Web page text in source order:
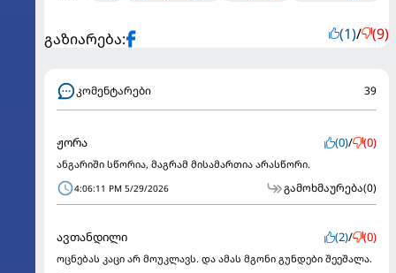
გაზიარება: (1)/ (9)
კომენტარები 39
ჟორა (0)/ (0)
ანგარიში სწორია, მაგრამ მისამართია არასწორი.
4:06:11 PM 5/29/2026 გამოხმაურება(0)
ავთანდილი (2)/ (0)
ოცნებას კაცი არ მოუკლავს. და ამას მგონი გუნდები შეეშალა.